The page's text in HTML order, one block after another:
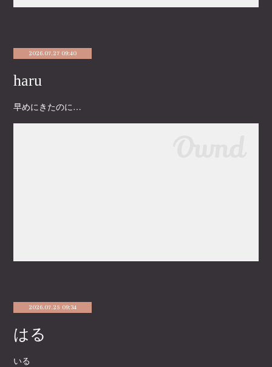
2026.07.27 09:40
haru
早めにきたのに…
2026.07.25 09:34
はる
いる